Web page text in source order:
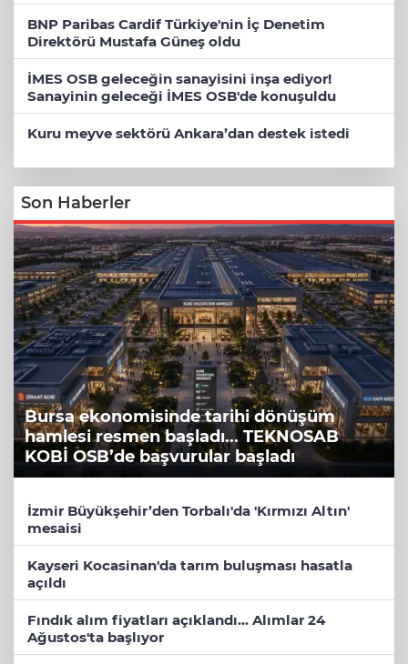
BNP Paribas Cardif Türkiye'nin İç Denetim
Direktörü Mustafa Güneş oldu
İMES OSB geleceğin sanayisini inşa ediyor!
Sanayinin geleceği İMES OSB'de konuşuldu
Kuru meyve sektörü Ankara’dan destek istedi
Son Haberler
Bursa ekonomisinde tarihi dönüşüm
hamlesi resmen başladı... TEKNOSAB
KOBİ OSB’de başvurular başladı
İzmir Büyükşehir’den Torbalı'da 'Kırmızı Altın'
mesaisi
Kayseri Kocasinan'da tarım buluşması hasatla
açıldı
Fındık alım fiyatları açıklandı... Alımlar 24
Ağustos'ta başlıyor